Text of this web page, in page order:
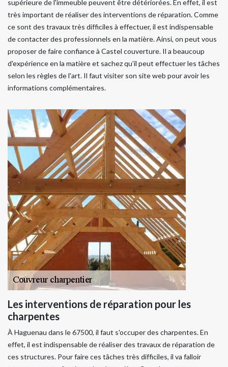
supérieure de l'immeuble peuvent être détériorées. En effet, il est
très important de réaliser des interventions de réparation. Comme
ce sont des travaux très difficiles à effectuer, il est indispensable
de contacter des professionnels en la matière. Ainsi, on peut vous
proposer de faire confiance à Castel couverture. Il a beaucoup
d'expérience en la matière et sachez qu'il peut effectuer les tâches
selon les règles de l'art. Il faut visiter son site web pour avoir les
informations complémentaires.
Les interventions de réparation pour les
charpentes
À Haguenau dans le 67500, il faut s'occuper des charpentes. En
effet, il est indispensable de réaliser des travaux de réparation de
ces structures. Pour faire ces tâches très difficiles, il va falloir